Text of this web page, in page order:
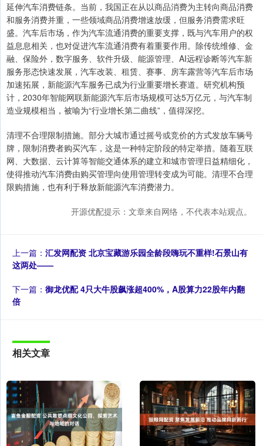
延伸汽车消费链条。当前，我国正在从以商品消费为主转向商品消费
和服务消费并重，一些领域商品消费增速放缓，但服务消费需求旺
盛。汽车后市场，作为汽车流通消费的重要支撑，既与汽车用户的权
益息息相关，也对促进汽车流通消费有着重要作用。除传统维修、金
融、保险外，数字服务、软件升级、能源管理、AI远程诊断等汽车新
服务形态快速发展，汽车改装、租赁、赛事、房车露营等汽车后市场
加速拓展，新能源汽车服务已成为行业重要增长赛道。研究机构预
计，2030年智能网联新能源汽车后市场规模可达5万亿元，与汽车制
造业规模相当，被喻为“行业增长第二曲线”，值得深挖。
清理不合理限制措施。部分大城市通过摇号或竞价的方式发放车辆号
牌，限制消费者购买汽车，这是一种特定阶段的特定举措。随着互联
网、大数据、云计算等智能交通体系的建立和城市管理日益精细化，
使得推动汽车消费由购买管理向使用管理转变成为可能。清理不合理
限购措施，也有利于释放新能源汽车消费潜力。
开源优配提示：文章来自网络，不代表本站观点。
上一篇： 汇发网配资 北京宝藏游乐园全龄段嗨玩不重样!石景山有
这两处——
下一篇： 御龙优配 4只大牛股飙涨超400%，A股算力22股年内翻
倍
相关文章